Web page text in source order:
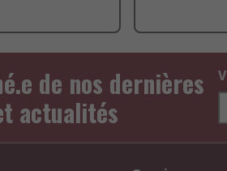
de nos dernières
actualités